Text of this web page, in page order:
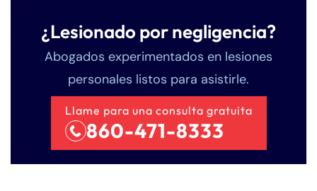
¿Lesionado por negligencia?
Abogados experimentados en lesiones
personales listos para asistirle.
Llame para una consulta gratuita
860-471-8333